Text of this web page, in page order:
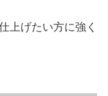
上げたい方に強く